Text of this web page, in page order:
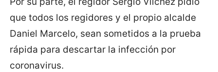
que todos los regidores y el propio alcalde
Daniel Marcelo, sean sometidos a la prueba
rápida para descartar la infección por
coronavirus.